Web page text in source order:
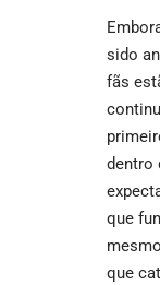
sido
fãs
dentro
que
que